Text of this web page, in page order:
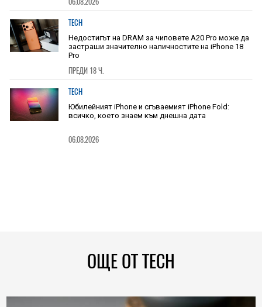
TECH
Недостигът на DRAM за чиповете A20 Pro може да
застраши значително наличностите на iPhone 18
Pro
ПРЕДИ 18 Ч.
TECH
Юбилейният iPhone и сгъваемият iPhone Fold:
всичко, което знаем към днешна дата
06.08.2026
ОЩЕ ОТ TECH